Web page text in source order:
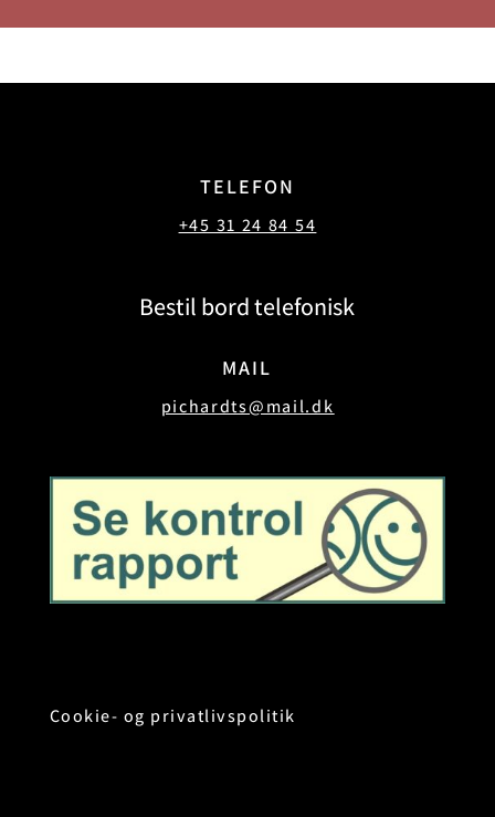
TELEFON
+45 31 24 84 54
Bestil bord telefonisk
MAIL
pichardts@mail.dk
Cookie- og privatlivspolitik